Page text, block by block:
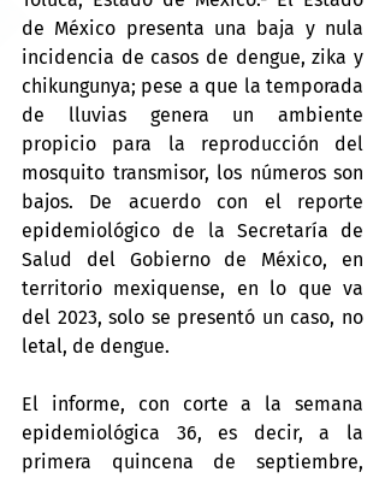
de México presenta una baja y nula
incidencia de casos de dengue, zika y
chikungunya; pese a que la temporada
de lluvias genera un ambiente
propicio para la reproducción del
mosquito transmisor, los números son
bajos. De acuerdo con el reporte
epidemiológico de la Secretaría de
Salud del Gobierno de México, en
territorio mexiquense, en lo que va
del 2023, solo se presentó un caso, no
letal, de dengue.
El informe, con corte a la semana
epidemiológica 36, es decir, a la
primera quincena de septiembre,